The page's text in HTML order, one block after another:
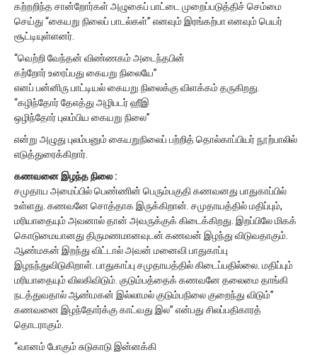
கற்றறிந்த சான்றோர்கள் அழுகைப் பாட்டை முறைப்படுத்திச் செம்மை
செய்து “கையறு நிலைப் பாடல்கள்” எனவும் இரங்கற்பா எனவும் பெயர்
சூட்டியுள்ளனர்.
“வெற்றி வேந்தன் விண்ணகம் அடைந்தபின்
கற்றோர் உரைப்பது கையறு நிலையே”
எனப் பன்னிரு பாட்டியல் கையறு நிலைக்கு விளக்கம் தருகிறது.
“கழிந்தோர் தேஎத்து அழிபடர் ஹீஇ
ஒழிந்தோர் புலம்பிய கையறு நிலை”
என்று அழுது புலம்பனும் கையறுநிலைப் பற்றித் தொல்காப்பியர் நூற்பாலில்
எடுத்துரைக்கிறார்.
கணவனை இழந்த நிலை :
சமுதாய அமைப்பில் பெண்ணின் பெரும்பகுதி கணவனது பாதுகாப்பில்
உள்ளது. கணவனே சொத்தாக இருக்கிறான். சமுதாயத்தில் மதிப்பும்,
மரியாதையும் அவனால் தான் அவருக்குக் கிடைக்கிறது. இறப்பிலே மிகக்
கொடுமையானது திருமணமானவுடன் கணவன் இழந்து விடுவதாகும்.
ஆண்மகன் இறந்து விட்டால் அவன் மனைவி பாதுகாப்பு
இழநந்துவிடுகிறாள். பாதுகாப்பு சமுதாயத்தில் கிடைப்பதில்லை. மதிப்பும்
மரியாதையும் விலகிவிடும். குடும்பத்தைக் கணவனே தலைமை தாங்கி
நடத்துவதால் ஆண்மகன் இல்லாமல் குடும்பநிலை குறைந்து விடும்”
கணவனை இழந்தோர்க்கு காட்வது இல” என்பது சிலப்பதிகாரத்
தொடராகும்.
“வானம் போகும் சுடுகாடு இன்னக்கி